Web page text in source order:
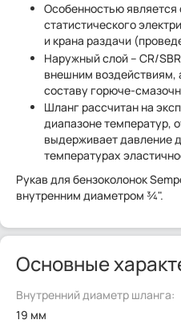
Особенностью является
статистического
и крана раздачи
Наружный слой – CR/
внешним
составу горюче-
Шланг рассчитан на
диапазоне температур,
выдерживает давление
температурах
Рукав для бензоколонок
внутренним диаметром ¾".
Основные
Внутренний диаметр шланга:
19 мм